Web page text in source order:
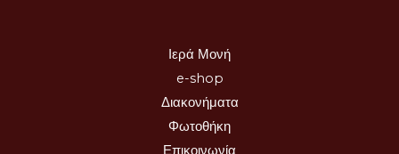
Ιερά Μονή
e-shop
Διακονήματα
Φωτοθήκη
Επικοινωνία